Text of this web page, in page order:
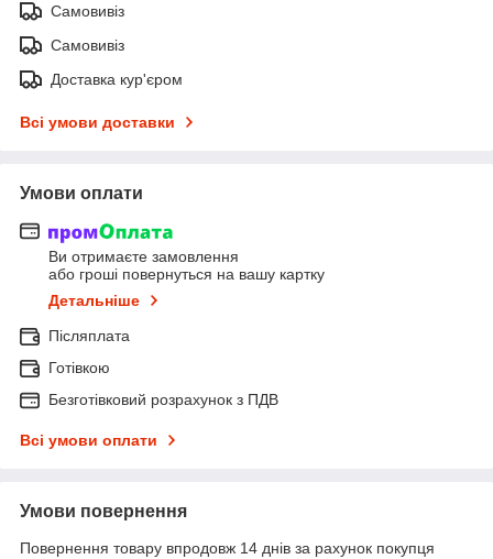
Самовивіз
Самовивіз
Доставка кур'єром
Всі умови доставки
Умови оплати
Ви отримаєте замовлення
або гроші повернуться на вашу картку
Детальніше
Післяплата
Готівкою
Безготівковий розрахунок з ПДВ
Всі умови оплати
Умови повернення
Повернення товару впродовж 14 днів за рахунок покупця